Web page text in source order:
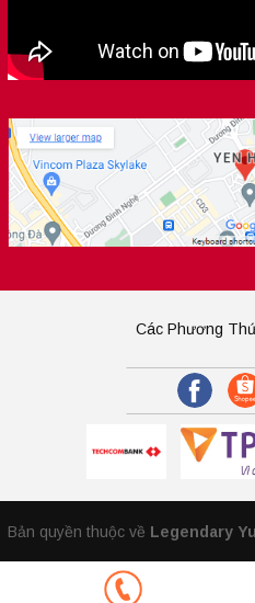
Các Phương
Bản quyền thuộc về Legendary